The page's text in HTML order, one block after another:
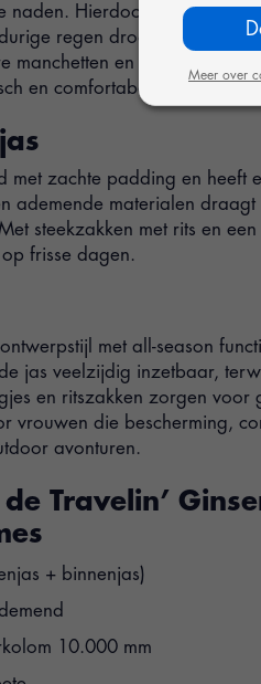
naden. Hierdoor is de jas
regen droog blijft.
en een
en comfortabel.
met zachte padding en heeft
ademende materialen draagt
steekzakken met rits en een
frisse dagen.
met all-season
jas veelzijdig inzetbaar,
en ritszakken zorgen voor
vrouwen die bescherming,
avonturen.
Travelin’
+ binnenjas)
10.000 mm
Meer over